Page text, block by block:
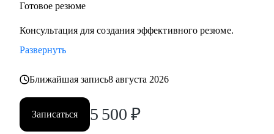
Готовое резюме
Консультация для создания эффективного резюме.
Развернуть
Ближайшая запись8 августа 2026
Записаться 5 500 ₽